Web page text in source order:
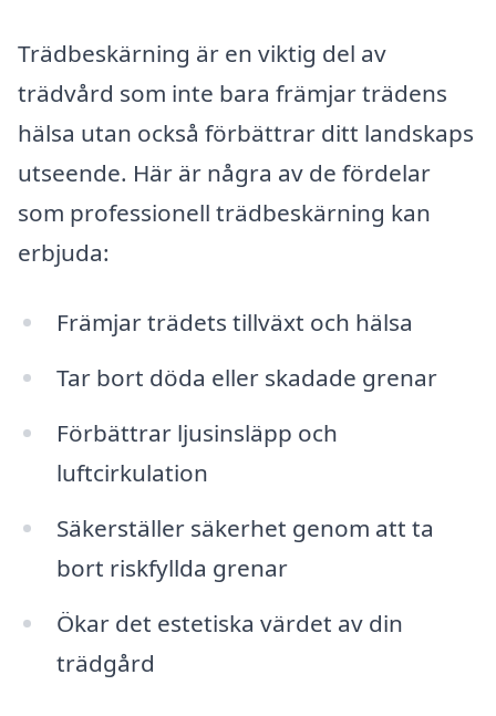
Trädbeskärning är en viktig del av
trädvård som inte bara främjar trädens
hälsa utan också förbättrar ditt landskaps
utseende. Här är några av de fördelar
som professionell trädbeskärning kan
erbjuda:
Främjar trädets tillväxt och hälsa
Tar bort döda eller skadade grenar
Förbättrar ljusinsläpp och
luftcirkulation
Säkerställer säkerhet genom att ta
bort riskfyllda grenar
Ökar det estetiska värdet av din
trädgård